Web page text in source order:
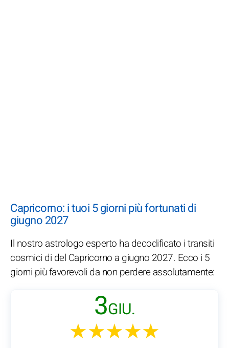
Capricorno: i tuoi 5 giorni più fortunati di
giugno 2027
Il nostro astrologo esperto ha decodificato i transiti
cosmici di del Capricorno a giugno 2027. Ecco i 5
giorni più favorevoli da non perdere assolutamente:
3GIU.
★★★★★